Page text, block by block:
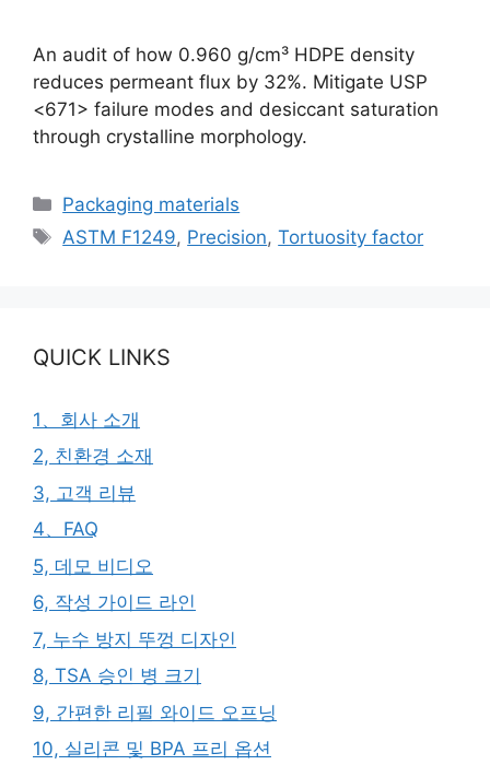
An audit of how 0.960 g/cm³ HDPE density
reduces permeant flux by 32%. Mitigate USP
<671> failure modes and desiccant saturation
through crystalline morphology.
카
테
Packaging materials
태
ASTM F1249, Precision,Tortuosity factor
QUICK LINKS
1、회사 소개
2, 친환경 소재
3, 고객 리뷰
4、FAQ
5, 데모 비디오
6, 작성 가이드 라인
7, 누수 방지 뚜껑 디자인
8, TSA 승인 병 크기
9, 간편한 리필 와이드 오프닝
10, 실리콘 및 BPA 프리 옵션